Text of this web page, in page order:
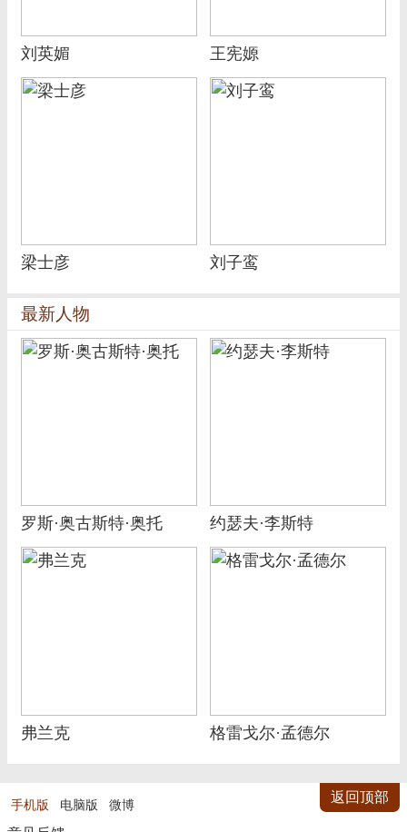
刘英媚 王宪嫄
梁士彦 刘子鸾
最新人物
罗斯·奥古斯特·奥托 约瑟夫·李斯特
弗兰克 格雷戈尔·孟德尔
手机版 电脑版 微博 返回顶部